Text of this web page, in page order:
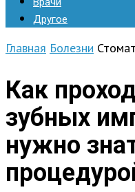
Другое
Главная Болезни
Как
зубных
нужно